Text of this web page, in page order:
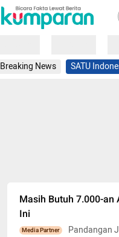
Breaking News SATU
Masih Butuh 7.000-an
Ini
Media Partner Pandangan